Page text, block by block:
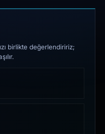
birlikte değerlendiririz;